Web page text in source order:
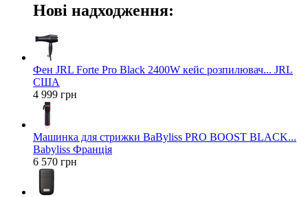
Нові надходження:
Фен JRL Forte Pro Black 2400W кейс розпилювач... JRL
США
4 999 грн
Машинка для стрижки BaByliss PRO BOOST BLACK...
Babyliss Франція
6 570 грн